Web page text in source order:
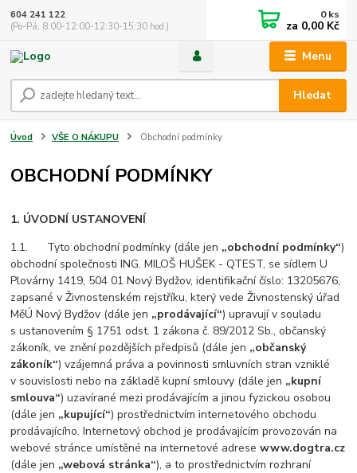
Menu
Hledat
604 241 122
(Po-Pá, 8:00-12:00-12:30-15:30 hod.)
0ks
za 0,00 Kč
Úvod VŠE O NÁKUPU Obchodní podmínky
OBCHODNÍ PODMÍNKY
1. ÚVODNÍ USTANOVENÍ
1.1. Tyto obchodní podmínky (dále jen „obchodní podmínky“)
obchodní společnosti ING. MILOŠ HUŠEK - QTEST, se sídlem U
Plovárny 1419, 504 01 Nový Bydžov, identifikační číslo: 13205676,
zapsané v Živnostenském rejstříku, který vede Živnostenský úřad
MěÚ Nový Bydžov (dále jen „prodávající“) upravují v souladu
s ustanovením § 1751 odst. 1 zákona č. 89/2012 Sb., občanský
zákoník, ve znění pozdějších předpisů (dále jen „občanský
zákoník“) vzájemná práva a povinnosti smluvních stran vzniklé
v souvislosti nebo na základě kupní smlouvy (dále jen „kupní
smlouva“) uzavírané mezi prodávajícím a jinou fyzickou osobou
(dále jen „kupující“) prostřednictvím internetového obchodu
prodávajícího. Internetový obchod je prodávajícím provozován na
webové stránce umístěné na internetové adresewww.dogtra.cz
(dále jen „webová stránka“), a to prostřednictvím rozhraní